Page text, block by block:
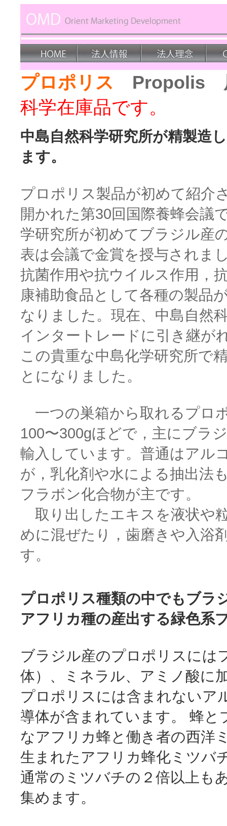
プロポリス Propolis
科学在庫品です。
中島自然科学研究所が精製造
ます。
プロポリス製品が初めて紹介
開かれた第30回国際養蜂会議
学研究所が初めてブラジル産
表は会議で金賞を授与されま
抗菌作用や抗ウイルス作用，
康補助食品として各種の製品
なりました。現在、中島自然
インタートレードに引き継が
この貴重な中島化学研究所で
とになりました。
一つの巣箱から取れるプロ
100〜300gほどで，主にブラ
輸入しています。普通はアル
が，乳化剤や水による抽出法
フラボン化合物が主です。
取り出したエキスを液状や
めに混ぜたり，歯磨きや入浴
す。
プロポリス種類の中でもブラ
アフリカ種の産出する緑色系
ブラジル産のプロポリスには
体）、
ミネラル、アミノ酸に
プロポリスには含まれないア
導体が含まれています。 蜂と
なアフリカ蜂と働き者の西洋
生まれた アフリカ蜂化ミツバ
通常のミツバチの２倍以上も
集めます。